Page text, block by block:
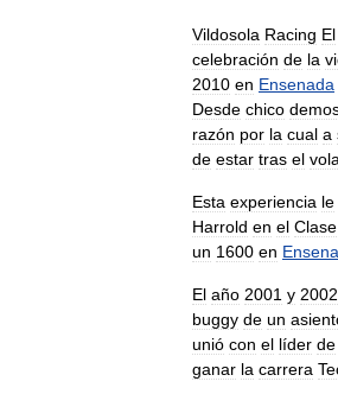
Vildosola Racing El
celebración de la
2010 en Ensenada
Desde chico
razón por la cual a
de estar tras el
Esta experiencia le
Harrold en el Clase
un 1600 en
El año 2001 y 2002
buggy de un
unió con el líder de
ganar la carrera